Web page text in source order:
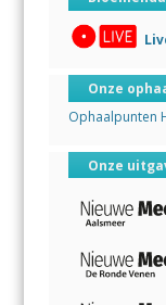
Onze
Ophaalpunten
Onze